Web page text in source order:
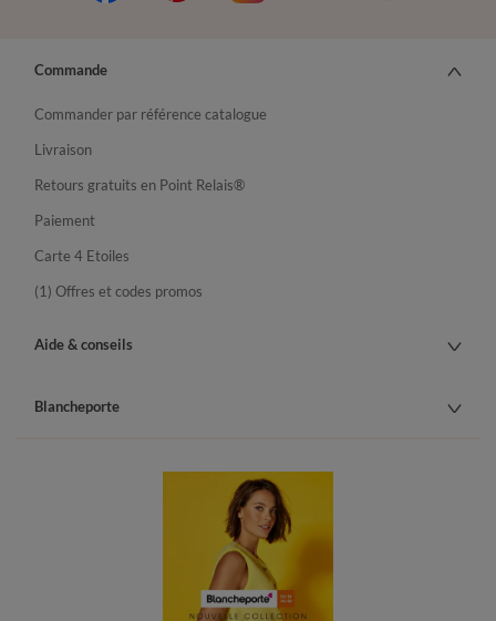
Commande
Commander par référence catalogue
Livraison
Retours gratuits en Point Relais®
Paiement
Carte 4 Etoiles
(1) Offres et codes promos
Aide & conseils
Blancheporte